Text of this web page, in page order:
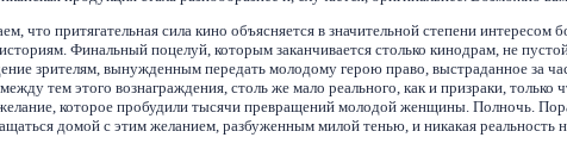
что притягательная сила кино объясняется в значительной степени интересом
Финальный поцелуй, которым заканчивается столько кинодрам, не
зрителям, вынужденным передать молодому герою право, выстраданное за
тем этого вознаграждения, столь же мало реального, как и призраки,
которое пробудили тысячи превращений молодой женщины. Полночь.
домой с этим желанием, разбуженным милой тенью, и никакая реальность